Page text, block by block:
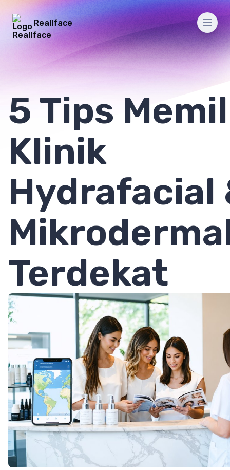
Reallface
5 Tips
Klinik
Hydrafacial
Terdekat